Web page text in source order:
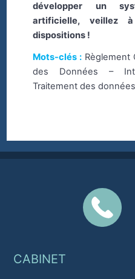
développer un
artificielle, veillez
dispositions !
Mots-clés : Règlement
des Données –
Traitement des données
CABINET